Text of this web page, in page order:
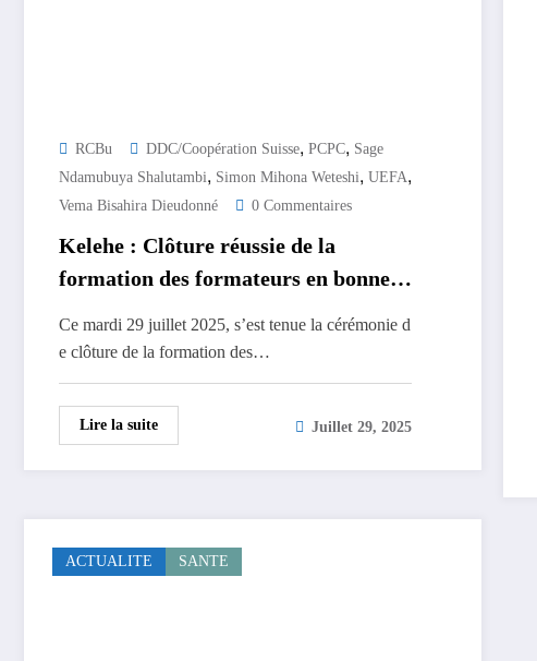
RCBu DDC/coopération Suisse, PCPC, Sage
Ndamubuya Shalutambi, Simon Mihona Weteshi, UEFA,
Vema Bisahira Dieudonné 0 Commentaires
Kelehe : Clôture réussie de la
formation des formateurs en bonnes
Ce mardi 29 juillet 2025, s’est tenue la cérémonie d
e clôture de la formation des…
Lire la suite Juillet 29, 2025
ACTUALITE SANTE